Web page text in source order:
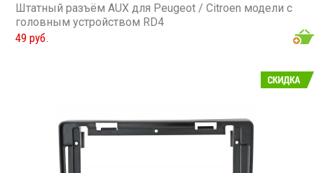
Штатный разъём AUX для Peugeot / Citroen модели с
головным устройством RD4
49 руб.